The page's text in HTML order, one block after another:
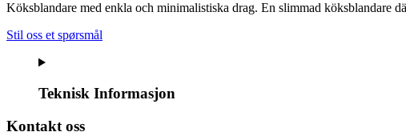
Köksblandare med enkla och minimalistiska drag. En slimmad köksblandare
Stil oss et spørsmål
Teknisk Informasjon
Kontakt oss